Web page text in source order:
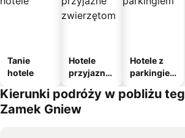
Tanie
hotele
Hotele
przyjazne
m
Hotele z
parkingie
Kierunki podróży w pobliżu
Zamek Gniew